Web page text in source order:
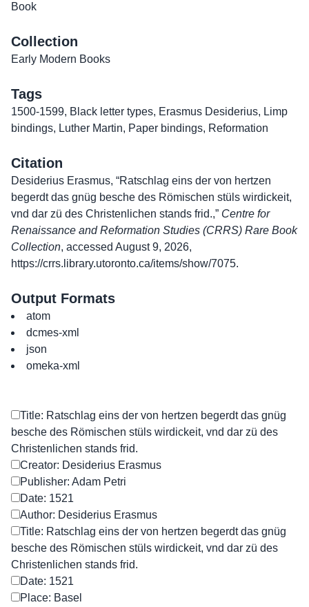
Book
Collection
Early Modern Books
Tags
1500-1599, Black letter types, Erasmus Desiderius, Limp
bindings, Luther Martin, Paper bindings, Reformation
Citation
Desiderius Erasmus, “Ratschlag eins der von hertzen
begerdt das gnüg besche des Römischen stüls wirdickeit,
vnd dar zü des Christenlichen stands frid.,” Centre for
Renaissance and Reformation Studies (CRRS) Rare Book
Collection, accessed August 9, 2026,
https://crrs.library.utoronto.ca/items/show/7075.
Output Formats
atom
dcmes-xml
json
omeka-xml
Title: Ratschlag eins der von hertzen begerdt das gnüg
besche des Römischen stüls wirdickeit, vnd dar zü des
Christenlichen stands frid.
Creator: Desiderius Erasmus
Publisher: Adam Petri
Date: 1521
Author: Desiderius Erasmus
Title: Ratschlag eins der von hertzen begerdt das gnüg
besche des Römischen stüls wirdickeit, vnd dar zü des
Christenlichen stands frid.
Date: 1521
Place: Basel